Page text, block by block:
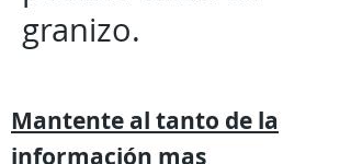
granizo.
Mantente al tanto de la
información mas